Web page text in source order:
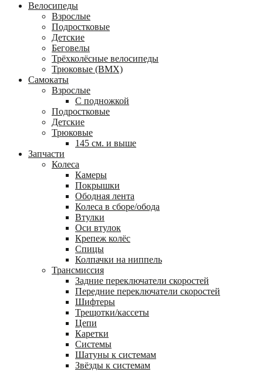
Велосипеды
Взрослые
Подростковые
Детские
Беговелы
Трёхколёсные велосипеды
Трюковые (BMX)
Самокаты
Взрослые
С подножкой
Подростковые
Детские
Трюковые
145 см. и выше
Запчасти
Колеса
Камеры
Покрышки
Ободная лента
Колеса в сборе/обода
Втулки
Оси втулок
Крепеж колёс
Спицы
Колпачки на ниппель
Трансмиссия
Задние переключатели скоростей
Передние переключатели скоростей
Шифтеры
Трещотки/кассеты
Цепи
Каретки
Системы
Шатуны к системам
Звёзды к системам